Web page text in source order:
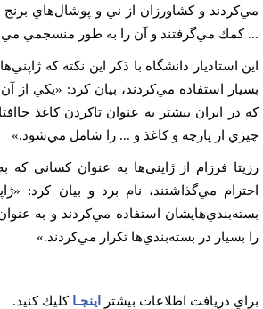
و كشاورزان از ني و پوشال‌هاي برنج
كمك مي‌گرفتند و آن را به طور منسجمي
استاديار دانشگاه با ذكر اين نكته كه ژاپني‌ها
استفاده مي‌كردند، بيان كرد: «يكي از آن
در ايران بيشتر به عنوان تاكردن كاغذ
از پارچه و كاغذ و ... را شامل مي‌شود.»
فرزام از ژاپني‌ها به عنوان كساني كه
مي‌گذاشتند، نام برد و بيان كرد:
استفاده مي‌كردند و به عنوان
بسيار در بسته‌بندي‌ها تكرار مي‌كردند.»
دريافت اطلاعات بيشتراينجـاكليك كنيد.